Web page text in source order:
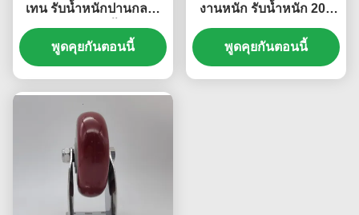
เทน รับน้ำหนักปานกลาง
ล้อลูกปืนเดี่ยว 3 นิ้ว สำหรับ
ชั้นวางเบเกอรี่
พูดคุยกันตอนนี้
งานหนัก รับน้ำหนัก 200
กก. เสียงเงียบที่สุด ล้อ PU
โพลียูรีเทน พร้อมลูกปืน
ขนาด 5 นิ้ว สำหรับ
พูดคุยกันตอนนี้